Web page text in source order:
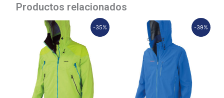
Productos relacionados
-35%
El
precio
original
era:
399,90€.
El
precio
es:
260,00€.
-39%
El
precio
original
era:
165,00€.
El
precio